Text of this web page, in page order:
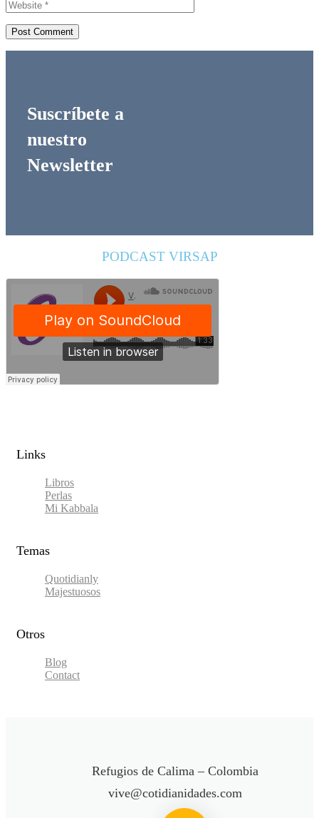
Suscríbete a
nuestro
Newsletter
PODCAST VIRSAP
Links​
Libros
Perlas
Mi Kabbala
Temas
Quotidianly
Majestuosos
Otros
Blog
Contact
Refugios de Calima – Colombia
vive@cotidianidades.com